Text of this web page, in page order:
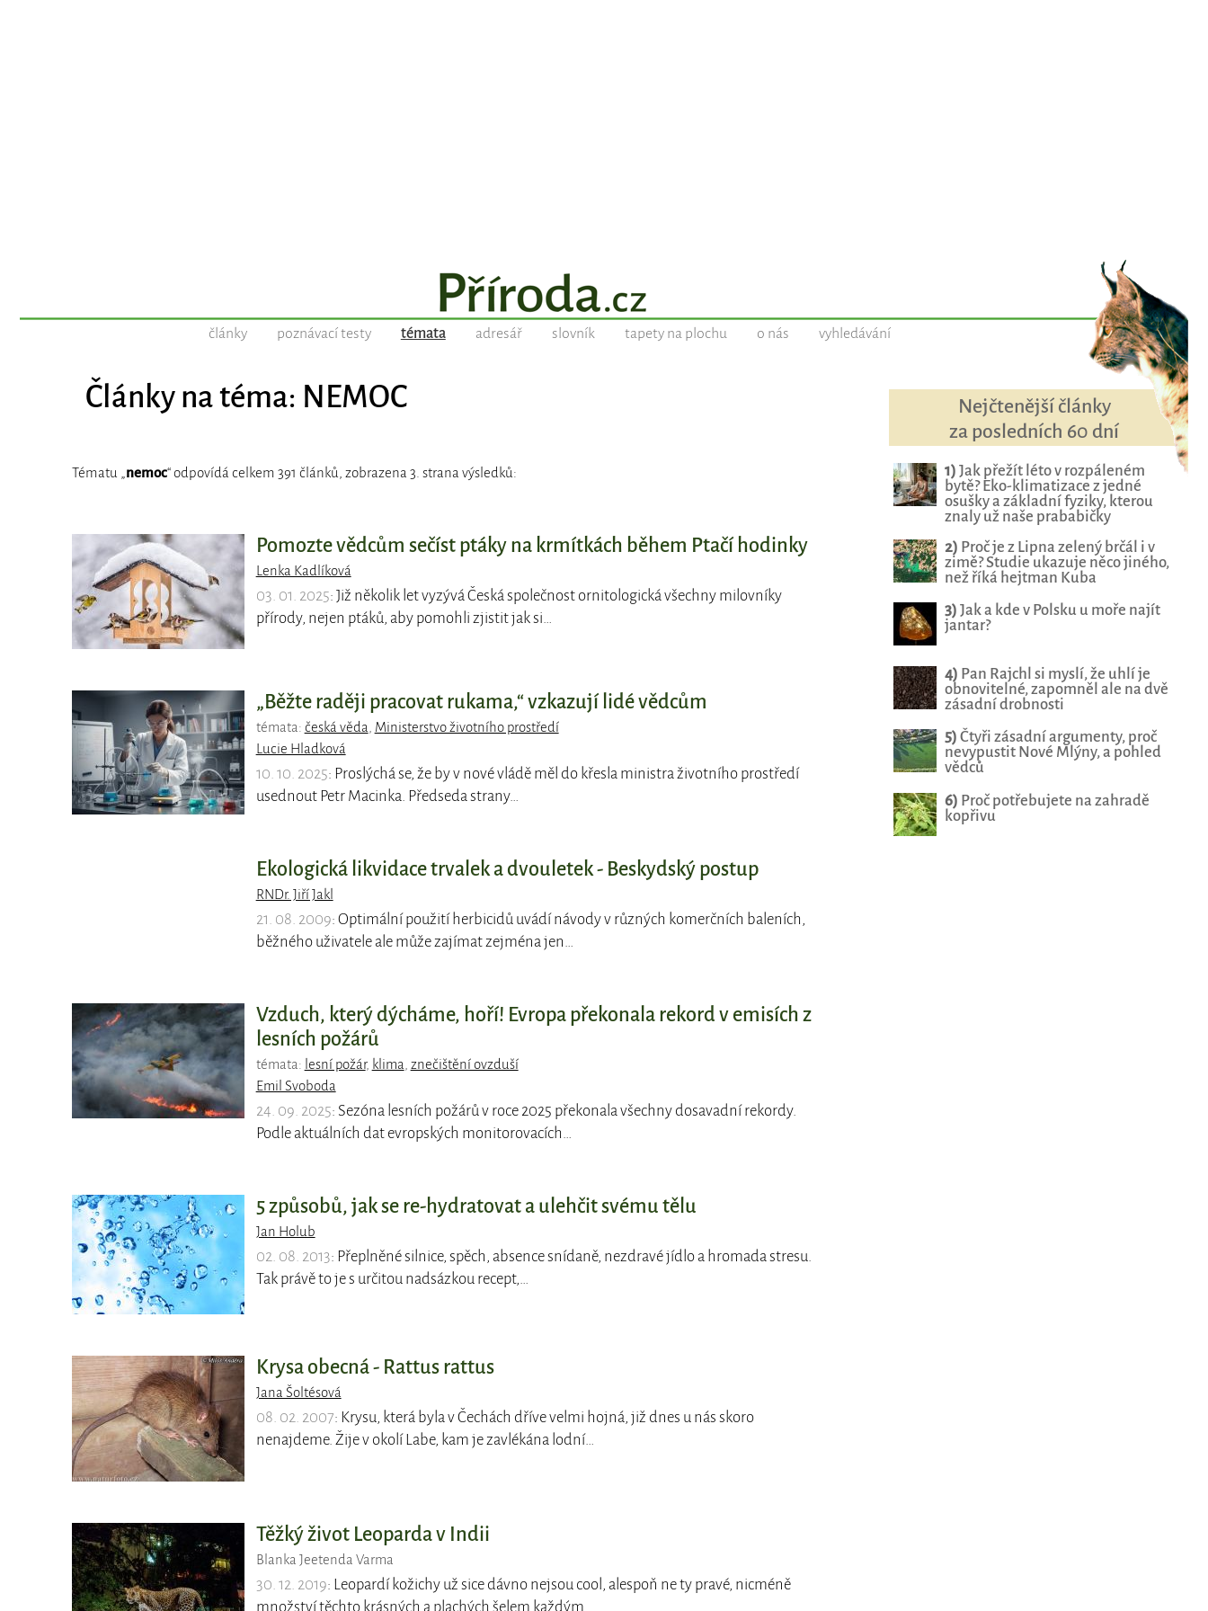
články poznávací testy témata adresář slovník tapety na plochu o nás vyhledávání
Články na téma: NEMOC
Tématu „ nemoc“ odpovídá celkem 391 článků, zobrazena 3. strana výsledků:
Pomozte vědcům sečíst ptáky na krmítkách během Ptačí hodinky
Lenka Kadlíková
03. 01. 2025: Již několik let vyzývá Česká společnost ornitologická všechny milovníky
přírody, nejen ptáků, aby pomohli zjistit jak si…
„Běžte raději pracovat rukama,“ vzkazují lidé vědcům
témata: česká věda
Ministerstvo životního prostředí
Lucie Hladková
10. 10. 2025: Proslýchá se, že by v nové vládě měl do křesla ministra životního prostředí
usednout Petr Macinka. Předseda strany…
Ekologická likvidace trvalek a dvouletek - Beskydský postup
RNDr. Jiří Jakl
21. 08. 2009: Optimální použití herbicidů uvádí návody v různých komerčních baleních,
běžného uživatele ale může zajímat zejména jen…
Vzduch, který dýcháme, hoří! Evropa překonala rekord v emisích z
lesních požárů
témata: lesní požár, klima znečištění ovzduší
Emil Svoboda
24. 09. 2025: Sezóna lesních požárů v roce 2025 překonala všechny dosavadní rekordy.
Podle aktuálních dat evropských monitorovacích…
5 způsobů, jak se re-hydratovat a ulehčit svému tělu
Jan Holub
02. 08. 2013: Přeplněné silnice, spěch, absence snídaně, nezdravé jídlo a hromada stresu.
Tak právě to je s určitou nadsázkou recept,…
Krysa obecná - Rattus rattus
Jana Šoltésová
08. 02. 2007: Krysu, která byla v Čechách dříve velmi hojná, již dnes u nás skoro
nenajdeme. Žije v okolí Labe, kam je zavlékána lodní…
Těžký život Leoparda v Indii
Blanka Jeetenda Varma
30. 12. 2019: Leopardí kožichy už sice dávno nejsou cool, alespoň ne ty pravé, nicméně
množství těchto krásných a plachých šelem každým…
Nejčtenější články
za posledních 60 dní
1) Jak přežít léto v rozpáleném
bytě? Eko-klimatizace z jedné
osušky a základní fyziky, kterou
znaly už naše prababičky
2) Proč je z Lipna zelený brčál i v
zimě? Studie ukazuje něco jiného,
než říká hejtman Kuba
3) Jak a kde v Polsku u moře najít
jantar?
4) Pan Rajchl si myslí, že uhlí je
obnovitelné, zapomněl ale na dvě
zásadní drobnosti
5) Čtyři zásadní argumenty, proč
nevypustit Nové Mlýny, a pohled
vědců
6) Proč potřebujete na zahradě
kopřivu